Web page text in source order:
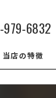
6832
当店の特徴
ボクシング